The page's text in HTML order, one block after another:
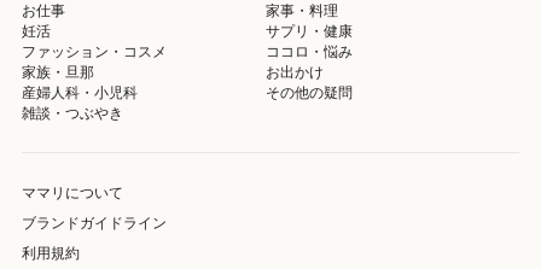
お仕事
家事・料理
妊活
サプリ・健康
ファッション・コスメ
ココロ・悩み
家族・旦那
お出かけ
産婦人科・小児科
その他の疑問
雑談・つぶやき
ママリについて
ブランドガイドライン
利用規約